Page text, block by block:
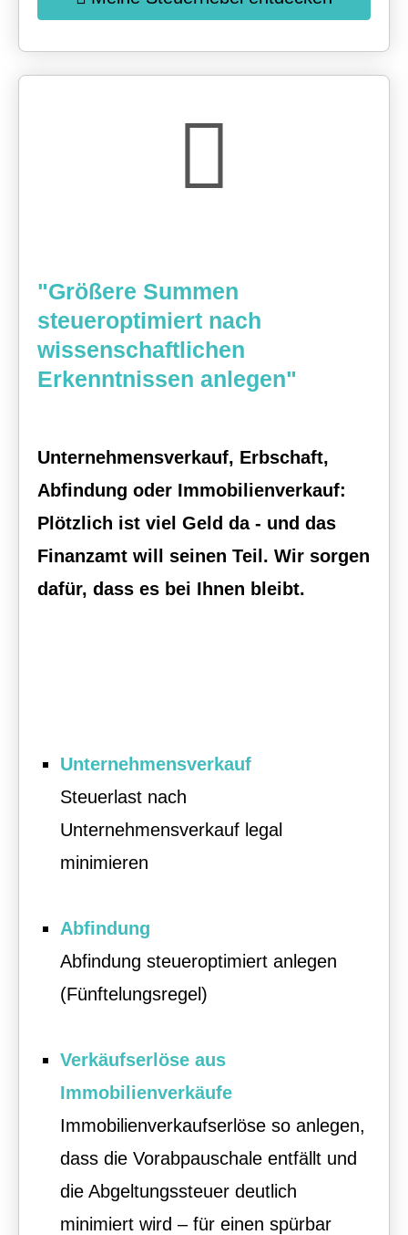
"Größere Summen
steueroptimiert nach
wissenschaftlichen
Erkenntnissen anlegen"
Unternehmensverkauf, Erbschaft,
Abfindung oder Immobilienverkauf:
Plötzlich ist viel Geld da - und das
Finanzamt will seinen Teil. Wir sorgen
dafür, dass es bei Ihnen bleibt.
Unternehmensverkauf
Steuerlast nach
Unternehmensverkauf legal
minimieren
Abfindung
Abfindung steueroptimiert anlegen
(Fünftelungsregel)
Verkäufserlöse aus
Immobilienverkäufe
Immobilienverkaufserlöse so anlegen,
dass die Vorabpauschale entfällt und
die Abgeltungssteuer deutlich
minimiert wird – für einen spürbar